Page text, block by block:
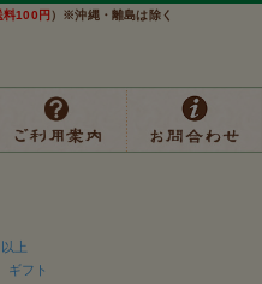
料100円 ）※沖縄・離島は除く
上
ギフト